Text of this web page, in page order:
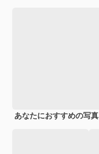
あなたにおすすめの写真